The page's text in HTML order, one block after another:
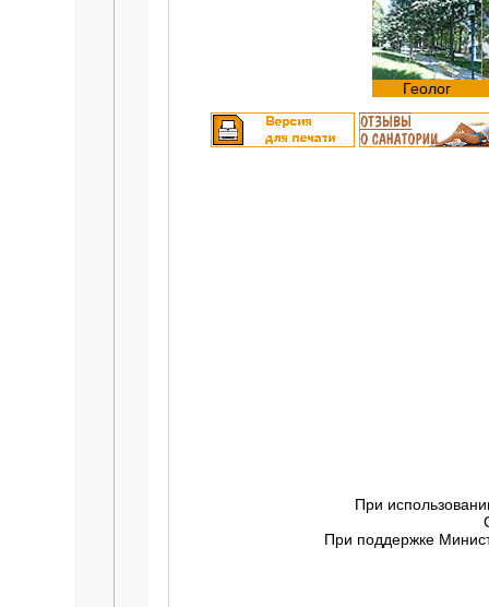
Геолог
При
При поддержке